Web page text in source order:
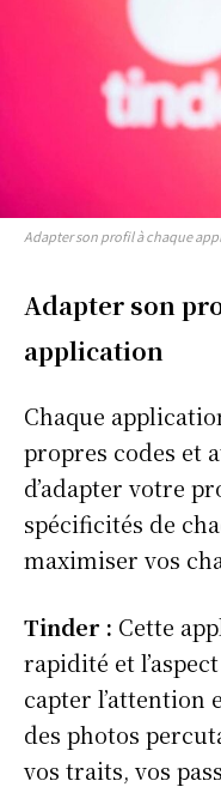
Adapter son profil à chaque
Adapter son
application
Chaque
propres codes et
d’adapter votre
spécificités de
maximiser vos
Tinder : Cette
rapidité et
capter l’attention
des photos
vos traits, vos